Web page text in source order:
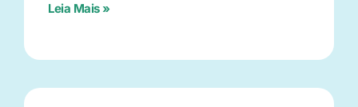
Leia Mais »